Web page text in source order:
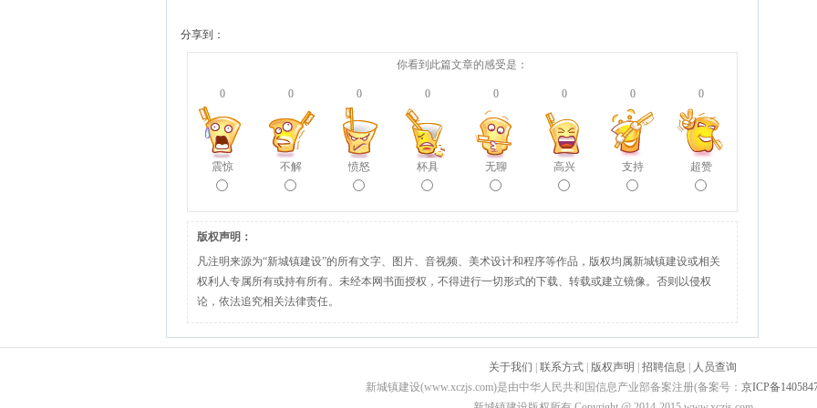
分享到：
你看到此篇文章的感受是：
0
震惊
0
不解
0
愤怒
0
杯具
0
无聊
0
高兴
0
支持
0
超赞
版权声明：
凡注明来源为“新城镇建设”的所有文字、图片、音视频、美术设计和程序等作品，版权均属新城镇建设或相关
权利人专属所有或持有所有。未经本网书面授权，不得进行一切形式的下载、转载或建立镜像。否则以侵权
论，依法追究相关法律责任。
关于我们 联系方式 版权声明 招聘信息
人员查询
新城镇建设(www.xczjs.com)是由中华人民共和国信息产业部备案注册(备案号： 京ICP备